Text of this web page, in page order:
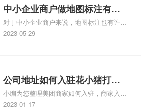
中小企业商户做地图标注有什
么好处
对于中小企业商户来说，地图标注也有许多
好处，包括：提高可见性和曝光率：通过在
位置，增加商户被发现的机会。方便客户导
航：地图标注可以帮助客户更容易地找到商
户的实际位置。特别是对于新客户或不熟悉
2023-05-29
公司地址如何入驻花小猪打车
地图标记？指路人地图标注服
小编为您整理美团商家如何入驻，商家入驻
教程、商家如何入驻地图、如何入驻地:、
2023-01-17